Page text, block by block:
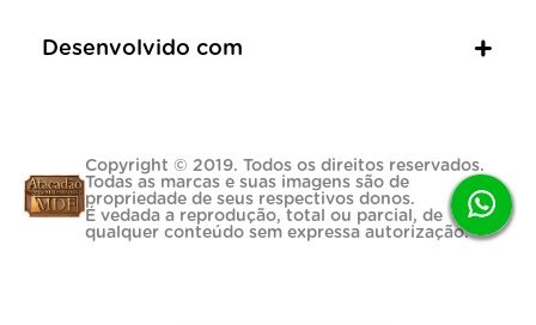
Desenvolvido com
Copyright © 2019. Todos os direitos reservados.
Todas as marcas e suas imagens são de
propriedade de seus respectivos donos.
É vedada a reprodução, total ou parcial, de
qualquer conteúdo sem expressa autorização.